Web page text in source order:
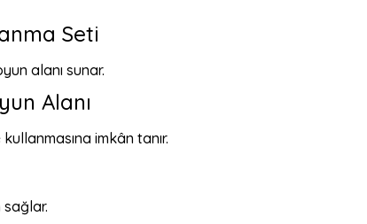
Seti
alanı sunar.
Alanı
imkân tanır.
sağlar.